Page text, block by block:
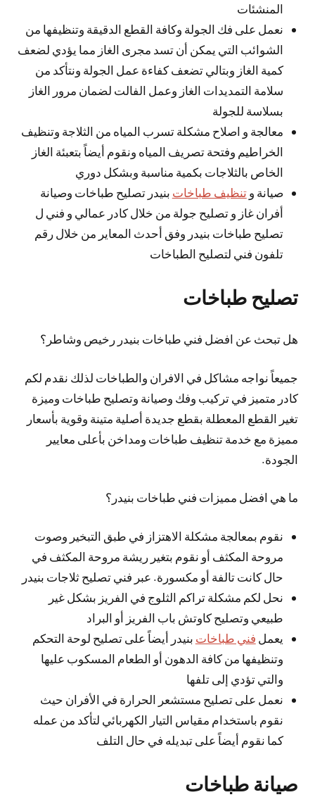
المنشئات
نعمل على فك الجولة وكافة القطع الدقيقة وتنظيفها من
الشوائب التي يمكن أن تسد مجرى الغاز مما يؤدي لضعف
كمية الغاز وبتالي تضعف كفاءة عمل الجولة ونتأكد من
سلامة التمديدات الغاز وعمل الفالت لضمان مرور الغاز
بسلاسة للجولة
معالجة و اصلاح مشكلة تسرب المياه من الثلاجة وتنظيف
الخراطيم وفتحة تصريف المياه ونقوم أيضاً بتعبئة الغاز
الخاص بالثلاجات بكمية مناسبة وبشكل دوري
صيانة وتنظيف طباخات بنيدر تصليح طباخات وصيانة
أفران غاز و تصليح جولة من خلال كادر عمالي و فني ل
تصليح طباخات بنيدر وفق أحدث المعاير من خلال رقم
تلفون فني لتصليح الطباخات
تصليح طباخات
هل تبحث عن افضل فني طباخات بنيدر رخيص وشاطر؟
جميعاً نواجه مشاكل في الافران والطباخات لذلك نقدم لكم
كادر متميز في تركيب وفك وصيانة وتصليح طباخات وميزة
تغير القطع المعطلة بقطع جديدة أصلية متينة وقوية بأسعار
مميزة مع خدمة تنظيف طباخات ومداخن بأعلى معايير
الجودة.
ما هي افضل مميزات فني طباخات بنيدر؟
نقوم بمعالجة مشكلة الاهتزاز في طبق التبخير وصوت
مروحة المكثف أو نقوم بتغير ريشة مروحة المكثف في
حال كانت تالفة أو مكسورة. عبر فني تصليح ثلاجات بنيدر
نحل لكم مشكلة تراكم الثلوج في الفريز بشكل غير
طبيعي وتصليح كاوتش باب الفريز أو البراد
يعمل فني طباخات بنيدر أيضاً على تصليح لوحة التحكم
وتنظيفها من كافة الدهون أو الطعام المسكوب عليها
والتي تؤدي إلى تلفها
نعمل على تصليح مستشعر الحرارة في الأفران حيث
نقوم باستخدام مقياس التيار الكهربائي لتأكد من عمله
كما نقوم أيضاً على تبديله في حال التلف
صيانة طباخات